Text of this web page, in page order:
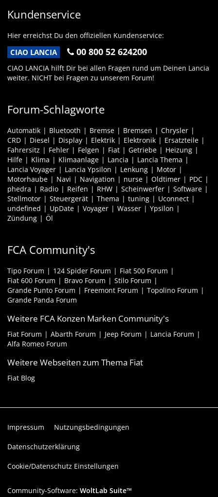
Kundenservice
Hier erreichst Du den offiziellen Kundenservice:
CIAO LANCIA 00 800 52 624200
CIAO LANCIA hilft Dir bei allen Fragen rund um Deinen Lancia
weiter. NICHT bei Fragen zu unserem Forum!
Forum-Schlagworte
Automatik Bluetooth Bremse Bremsen
Chrysler
CRD
Diesel Display Elektrik Elektronik
Ersatzteile
Fahrersitz
Fehler Felgen Fiat Getriebe
Heizung
Hilfe
Klima Klimaanlage Lancia
Lancia Thema
Lancia Voyager
Lancia Ypsilon Lenkung
Motor
Motorhaube
Navi Navigation nurse Oldtimer
PDC
phedra
Radio Reifen RHW Scheinwerfer
Software
Stellmotor
Steuergerät Thema tuning
Uconnect
undefined
UpDate Voyager Wasser
Ypsilon
Zündung
Öl
FCA Community's
Tipo Forum 124 Spider Forum
Fiat 500 Forum
Fiat 600 Forum
Bravo Forum
Stilo Forum
Grande Punto Forum
Freemont Forum
Topolino Forum
Grande Panda Forum
Weitere FCA Konzen Marken Community's
Fiat Forum Abarth Forum Jeep Forum
Lancia Forum
Alfa Romeo Forum
Weitere Webseiten zum Thema Fiat
Fiat Blog
Impressum Nutzungsbedingungen
Datenschutzerklärung
Cookie/Datenschutz Einstellungen
Community-Software: WoltLab Suite™